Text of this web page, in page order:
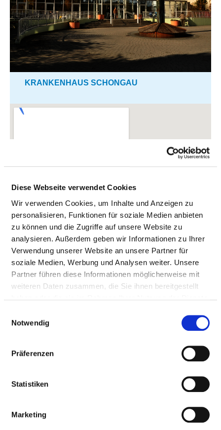
Diese Webseite verwendet Cookies
Wir verwenden Cookies, um Inhalte und Anzeigen zu
personalisieren, Funktionen für soziale Medien anbieten
zu können und die Zugriffe auf unsere Website zu
analysieren. Außerdem geben wir Informationen zu Ihrer
Verwendung unserer Website an unsere Partner für
soziale Medien, Werbung und Analysen weiter. Unsere
Partner führen diese Informationen möglicherweise mit
weiteren Daten zusammen, die Sie ihnen bereitgestellt
Notwendig
Präferenzen
Statistiken
Marketing
KRANKENHAUS SCHONGAU
https://sogesund.care/